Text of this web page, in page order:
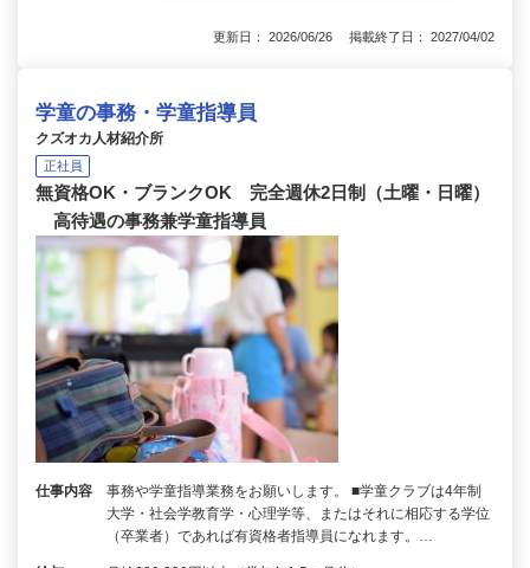
更新日： 2026/06/26 掲載終了日： 2027/04/02
学童の事務・学童指導員
クズオカ人材紹介所
正社員
無資格OK・ブランクOK 完全週休2日制（土曜・日曜）
高待遇の事務兼学童指導員
仕事内容
事務や学童指導業務をお願いします。 ■学童クラブは4年制
大学・社会学教育学・心理学等、またはそれに相応する学位
（卒業者）であれば有資格者指導員になれます。…